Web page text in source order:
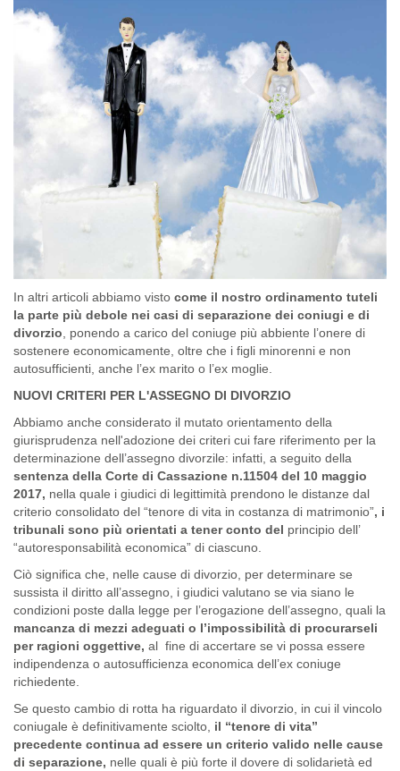
In altri articoli abbiamo visto come il nostro ordinamento tuteli
la parte più debole nei casi di separazione dei coniugi e di
divorzio , ponendo a carico del coniuge più abbiente l’onere di
sostenere economicamente, oltre che i figli minorenni e non
autosufficienti, anche l’ex marito o l’ex moglie.
NUOVI CRITERI PER L'ASSEGNO DI DIVORZIO
Abbiamo anche considerato il mutato orientamento della
giurisprudenza nell'adozione dei criteri cui fare riferimento per la
determinazione dell’assegno divorzile: infatti, a seguito della
sentenza della Corte di Cassazione n.11504 del 10 maggio
2017, nella quale i giudici di legittimità prendono le distanze dal
criterio consolidato del “tenore di vita in costanza di matrimonio”, i
tribunali sono più orientati a tener conto del principio dell’
“autoresponsabilità economica” di ciascuno.
Ciò significa che, nelle cause di divorzio, per determinare se
sussista il diritto all’assegno, i giudici valutano se via siano le
condizioni poste dalla legge per l’erogazione dell’assegno, quali la
mancanza di mezzi adeguati o l’impossibilità di procurarseli
per ragioni oggettive, al fine di accertare se vi possa essere
indipendenza o autosufficienza economica dell’ex coniuge
richiedente.
Se questo cambio di rotta ha riguardato il divorzio, in cui il vincolo
coniugale è definitivamente sciolto, il “tenore di vita”
precedente continua ad essere un criterio valido nelle cause
di separazione, nelle quali è più forte il dovere di solidarietà ed